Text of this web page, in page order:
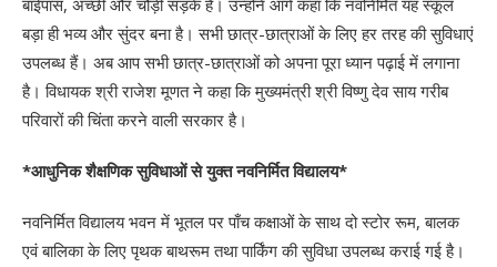
बड़ा ही भव्य और सुंदर बना है। सभी छात्र-छात्राओं के लिए हर तरह की सुविधाएं
उपलब्ध हैं। अब आप सभी छात्र-छात्राओं को अपना पूरा ध्यान पढ़ाई में लगाना
है। विधायक श्री राजेश मूणत ने कहा कि मुख्यमंत्री श्री विष्णु देव साय गरीब
परिवारों की चिंता करने वाली सरकार है।
*आधुनिक शैक्षणिक सुविधाओं से युक्त नवनिर्मित विद्यालय*
नवनिर्मित विद्यालय भवन में भूतल पर पाँच कक्षाओं के साथ दो स्टोर रूम, बालक
एवं बालिका के लिए पृथक बाथरूम तथा पार्किंग की सुविधा उपलब्ध कराई गई है।